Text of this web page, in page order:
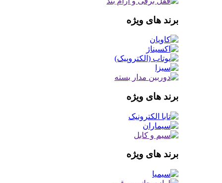
برند های ویژه
برند های ویژه
برند های ویژه